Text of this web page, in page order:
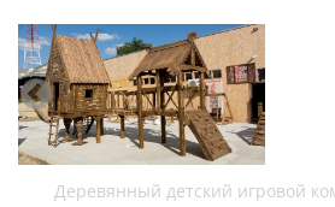
Деревянный детский игровой